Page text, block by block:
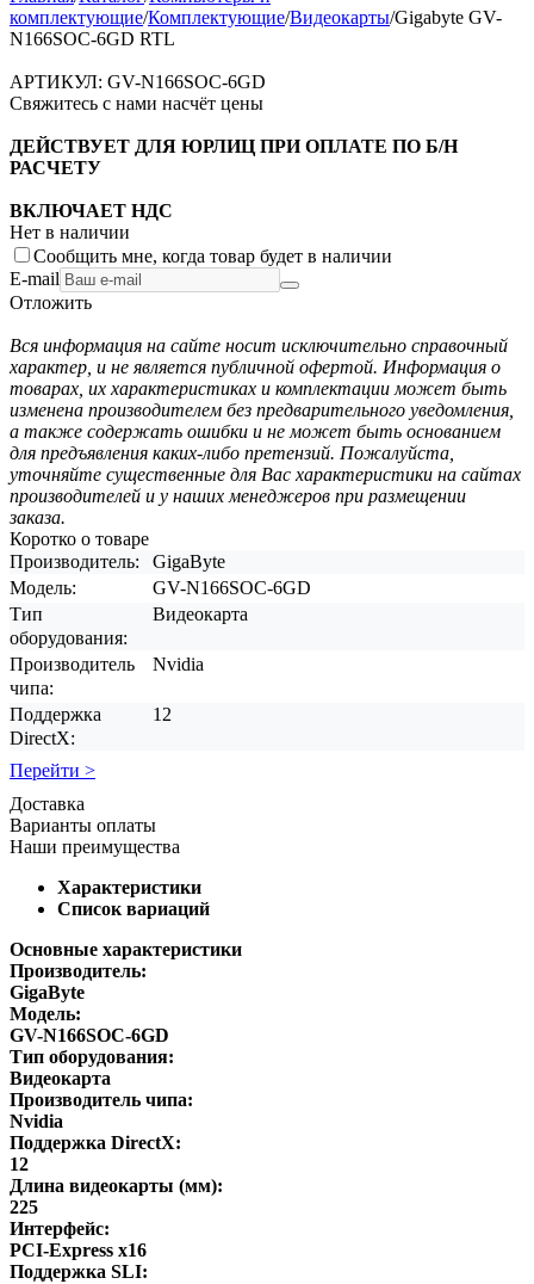
комплектующие/Комплектующие/Видеокарты/Gigabyte GV-
N166SOC-6GD RTL
АРТИКУЛ: GV-N166SOC-6GD
Свяжитесь с нами насчёт цены
ДЕЙСТВУЕТ ДЛЯ ЮРЛИЦ ПРИ ОПЛАТЕ ПО Б/Н
РАСЧЕТУ
ВКЛЮЧАЕТ НДС
Нет в наличии
Сообщить мне, когда товар будет в наличии
E-mail
Отложить
Вся информация на сайте носит исключительно справочный
характер, и не является публичной офертой. Информация о
товарах, их характеристиках и комплектации может быть
изменена производителем без предварительного уведомления,
а также содержать ошибки и не может быть основанием
для предъявления каких-либо претензий. Пожалуйста,
уточняйте существенные для Вас характеристики на сайтах
производителей и у наших менеджеров при размещении
заказа.
Коротко о товаре
Производитель:
GigaByte
Модель:
GV-N166SOC-6GD
Тип
оборудования:
Видеокарта
Производитель
чипа:
Nvidia
Поддержка
DirectX:
12
Перейти >
Доставка
Варианты оплаты
Наши преимущества
Характеристики
Список вариаций
Основные характеристики
Производитель:
GigaByte
Модель:
GV-N166SOC-6GD
Тип оборудования:
Видеокарта
Производитель чипа:
Nvidia
Поддержка DirectX:
12
Длина видеокарты (мм):
225
Интерфейс:
PCI-Express x16
Поддержка SLI: